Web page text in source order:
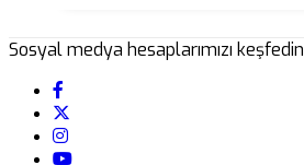
Sosyal medya hesaplarımızı keşfedin